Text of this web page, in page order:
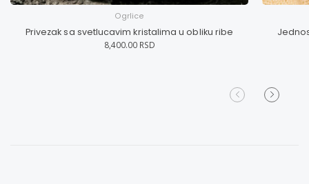
Ogrlice
Privezak sa svetlucavim kristalima u obliku ribe
8,400.00 RSD